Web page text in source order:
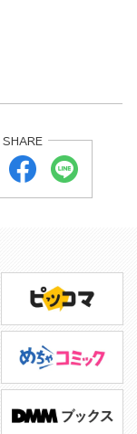
SHARE